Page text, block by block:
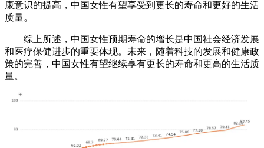
康意识的提高，中国女性有望享受到更长的寿命和更好的生活
质量。
综上所述，中国女性预期寿命的增长是中国社会经济发展
和医疗保健进步的重要体现。未来，随着科技的发展和健康政
策的完善，中国女性有望继续享有更长的寿命和更高的生活质
量。